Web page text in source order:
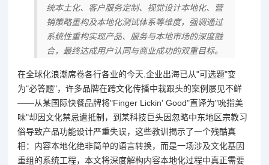
统本土化、客户服务定制、视觉设计本地化、营
销策略重构及本地化测试体系等维度，强调通过
系统性重构实现产品、服务与本地市场的深度融
合，最终达成用户认同与商业成功的双重目标。
在全球化浪潮席卷各行各业的今天,企业出海已从"可选题"变
为"必答题"，许多品牌在跨文化传播中栽跟头的案例屡见不鲜
——从某国际快餐品牌将"Finger Lickin' Good"直译为"吮指美
味"却因文化禁忌遭抵制，到某科技巨头因忽略中东地区宗教习
俗导致产品功能设计严重失误，这些教训揭示了一个残酷真
相：内容本地化绝非简单的语言转换，而是一场涉及文化基因
重组的系统工程，本文将深度解构内容本地化过程中真正需要